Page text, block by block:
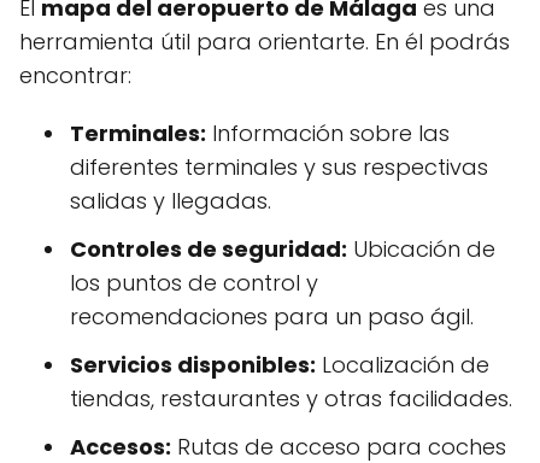
El mapa del aeropuerto de Málaga es una
herramienta útil para orientarte. En él podrás
encontrar:
Terminales: Información sobre las
diferentes terminales y sus respectivas
salidas y llegadas.
Controles de seguridad: Ubicación de
los puntos de control y
recomendaciones para un paso ágil.
Servicios disponibles: Localización de
tiendas, restaurantes y otras facilidades.
Accesos: Rutas de acceso para coches